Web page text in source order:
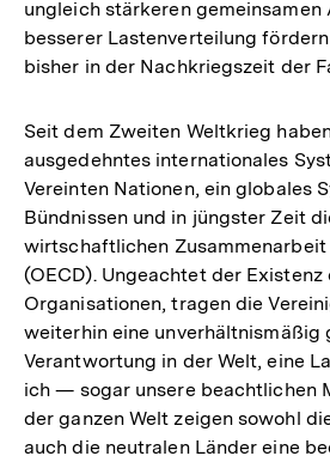
ungleich stärkeren gemeinsamen
besserer Lastenverteilung
bisher in der Nachkriegszeit der
Seit dem Zweiten Weltkrieg
ausgedehntes internationales
Vereinten Nationen, ein globales
Bündnissen und in jüngster Zeit
wirtschaftlichen
(OECD). Ungeachtet der
Organisationen, tragen die
weiterhin eine unverhältnismäßig
Verantwortung in der Welt, eine
ich — sogar unsere beachtlichen
der ganzen Welt zeigen sowohl
auch die neutralen Länder eine